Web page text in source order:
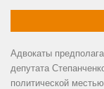
Адвокаты
депутата
политической